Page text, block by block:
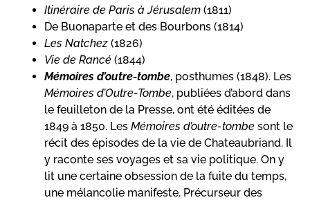
Itinéraire de Paris à Jérusalem (1811)
De Buonaparte et des Bourbons (1814)
Les Natchez (1826)
Vie de Rancé (1844)
Mémoires d’outre-tombe, posthumes (1848). Les
Mémoires d’Outre-Tombe, publiées d’abord dans
le feuilleton de la Presse, ont été éditées de
1849 à 1850. Les Mémoires d’outre-tombe sont le
récit des épisodes de la vie de Chateaubriand. Il
y raconte ses voyages et sa vie politique. On y
lit une certaine obsession de la fuite du temps,
une mélancolie manifeste. Précurseur des